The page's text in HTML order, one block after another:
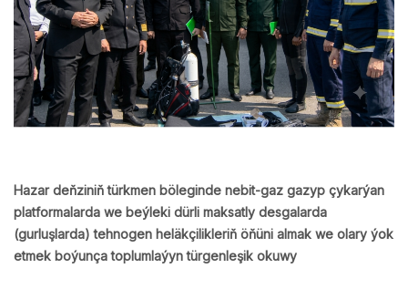
Hazar deňziniň türkmen böleginde nebit-gaz gazyp çykarýan
platformalarda we beýleki dürli maksatly desgalarda
(gurluşlarda) tehnogen heläkçilikleriň öňüni almak we olary ýok
etmek boýunça toplumlaýyn türgenleşik okuwy